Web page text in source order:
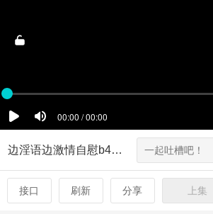
边淫语边激情自慰b49a76第1集
接口 刷新 分享 上集